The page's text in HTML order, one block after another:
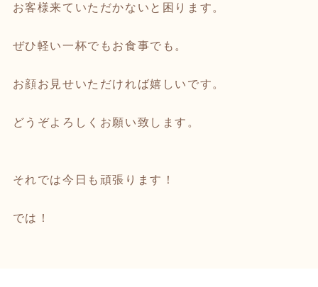
お客様来ていただかないと困ります。
ぜひ軽い一杯でもお食事でも。
お顔お見せいただければ嬉しいです。
どうぞよろしくお願い致します。
それでは今日も頑張ります！
では！